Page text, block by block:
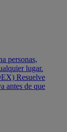
personas,
lugar.
Resuelve
antes de que